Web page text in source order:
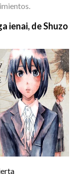
ienai, de Shuzo